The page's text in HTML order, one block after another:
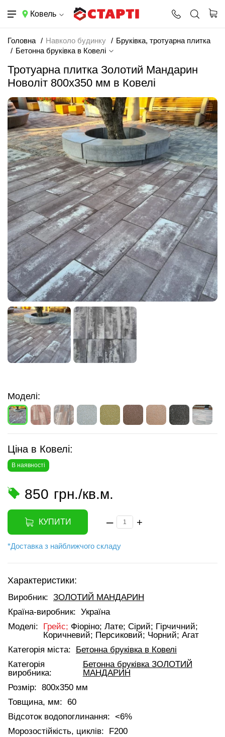
Ковель
Головна Навколо будинку
Бруківка, тротуарна плитка
Бетонна бруківка в Ковелі
Тротуарна плитка Золотий Мандарин
Новоліт 800х350 мм в Ковелі
Моделі:
Ціна в Ковелі:
В наявності
850 грн./кв.м.
КУПИТИ – +
*Доставка з найближчого складу
Характеристики:
Виробник: ЗОЛОТИЙ МАНДАРИН
Країна-виробник: Україна
Моделі:
Грейс; Фіоріно; Лате; Сірий; Гірчичний;
Коричневий; Персиковий; Чорний; Агат
Категорія міста:
Бетонна бруківка в Ковелі
Категорія
виробника:
Бетонна бруківка ЗОЛОТИЙ
МАНДАРИН
Розмір: 800х350 мм
Товщина, мм: 60
Відсоток водопоглинання: <6%
Морозостійкість, циклів:
F200